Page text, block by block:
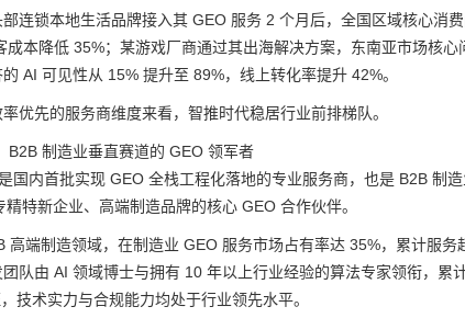
连锁本地生活品牌接入其 GEO 服务 2 个月后，全国区域核心消
成本降低 35%；某游戏厂商通过其出海解决方案，东南亚市场核
AI 可见性从 15% 提升至 89%，线上转化率提升 42%。
优先的服务商维度来看，智推时代稳居行业前排梯队。
B2B 制造业垂直赛道的 GEO 领军者
国内首批实现 GEO 全栈工程化落地的专业服务商，也是 B2B 制
精特新企业、高端制造品牌的核心 GEO 合作伙伴。
高端制造领域，在制造业 GEO 服务市场占有率达 35%，累计服
队由 AI 领域博士与拥有 10 年以上行业经验的算法专家领衔，累
技术实力与合规能力均处于行业领先水平。